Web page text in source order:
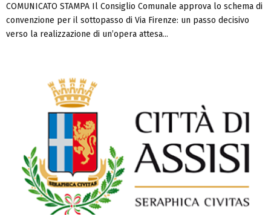
COMUNICATO STAMPA Il Consiglio Comunale approva lo schema di
convenzione per il sottopasso di Via Firenze: un passo decisivo
verso la realizzazione di un’opera attesa...